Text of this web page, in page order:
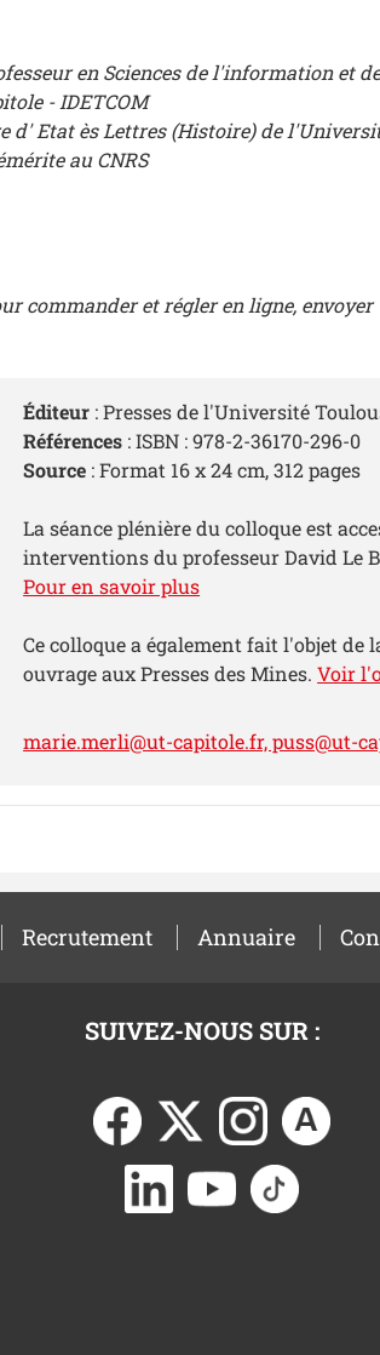
en Sciences de l'information et
- IDETCOM
d' Etat ès Lettres (Histoire) de
au CNRS
commander et régler en ligne,
Éditeur : Presses de l'Université
Références : ISBN : 978-2-36170-296-0
Source : Format 16 x 24 cm, 312 pages
La séance plénière du colloque est
interventions du professeur David Le
Pour en savoir plus
Ce colloque a également fait l'objet de
ouvrage aux Presses des Mines.Voir
marie.merli@ut-capitole.fr, puss@ut-
Recrutement Annuaire
SUIVEZ-NOUS SUR :